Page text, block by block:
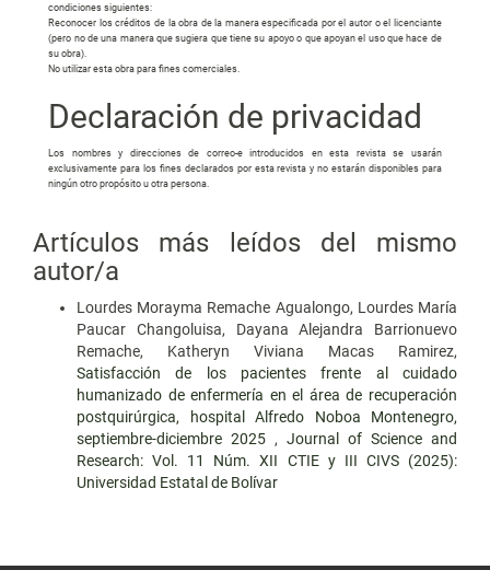
condiciones siguientes:
Reconocer los créditos de la obra de la manera especificada por el autor o el licenciante
(pero no de una manera que sugiera que tiene su apoyo o que apoyan el uso que hace de
su obra).
No utilizar esta obra para fines comerciales.
Declaración de privacidad
Los nombres y direcciones de correo-e introducidos en esta revista se usarán
exclusivamente para los fines declarados por esta revista y no estarán disponibles para
ningún otro propósito u otra persona.
Artículos más leídos del mismo
autor/a
Lourdes Morayma Remache Agualongo, Lourdes María
Paucar Changoluisa, Dayana Alejandra Barrionuevo
Remache, Katheryn Viviana Macas Ramirez,
Satisfacción de los pacientes frente al cuidado
humanizado de enfermería en el área de recuperación
postquirúrgica, hospital Alfredo Noboa Montenegro,
septiembre-diciembre 2025 , Journal of Science and
Research: Vol. 11 Núm. XII CTIE y III CIVS (2025):
Universidad Estatal de Bolívar